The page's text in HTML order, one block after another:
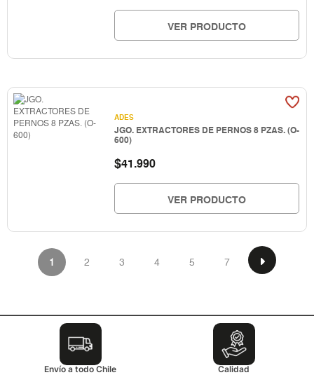
VER PRODUCTO
ADES
JGO. EXTRACTORES DE PERNOS 8 PZAS. (O-
600)
$41.990
VER PRODUCTO
1 2 3 4 5 7
Envío a todo Chile Calidad